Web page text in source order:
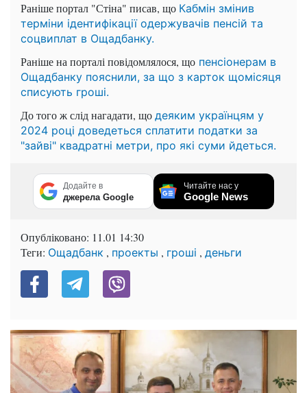
Раніше портал "Стіна" писав, що Кабмін змінив
терміни ідентифікації одержувачів пенсій та
соцвиплат в Ощадбанку.
Раніше на порталі повідомлялося, що пенсіонерам в
Ощадбанку пояснили, за що з карток щомісяця
списують гроші.
До того ж слід нагадати, що деяким українцям у
2024 році доведеться сплатити податки за
"зайві" квадратні метри, про які суми йдеться.
Додайте в
джерела Google
Читайте нас у
Google News
Опубліковано: 11.01 14:30
Теги: Ощадбанк , проекты , гроші , деньги